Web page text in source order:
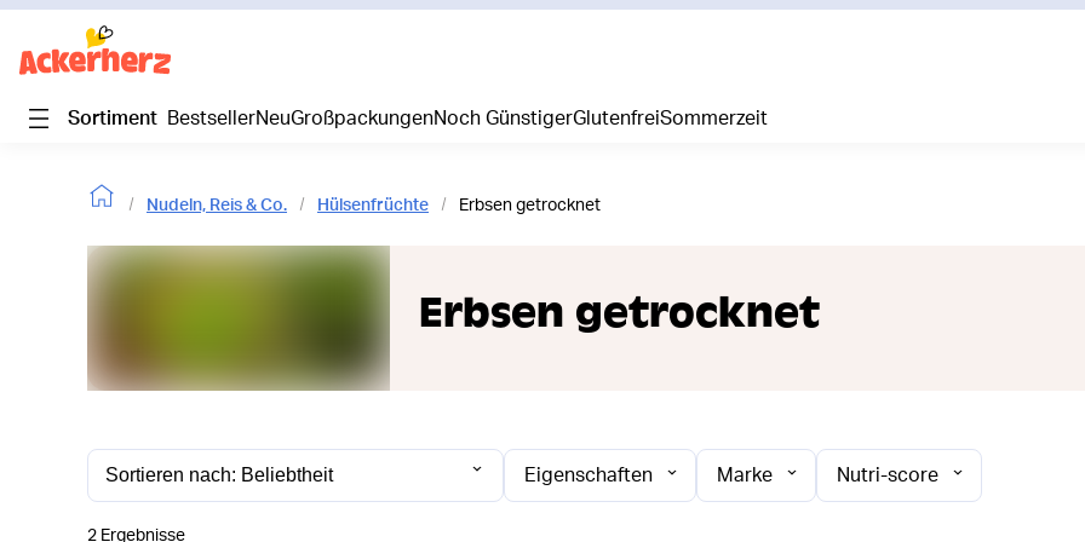
Sortiment Bestseller Neu Großpackungen Noch Günstiger Glutenfrei Sommerzeit
Nudeln, Reis & Co. Hülsenfrüchte Erbsen getrocknet
Erbsen getrocknet
Eigenschaften Marke Nutri-score
2 Ergebnisse